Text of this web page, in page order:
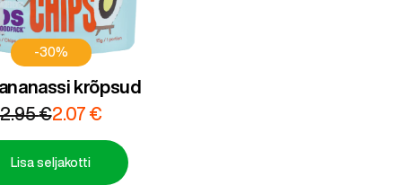
-30%
krõpsud
2.95€Algne
hind
oli:
2.95 €.
2.07 €
Praegune
hind
on:
2.07 €.
Lisa seljakotti